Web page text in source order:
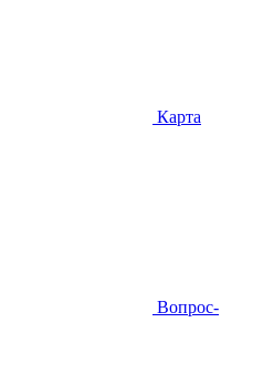
Карта
Вопрос-